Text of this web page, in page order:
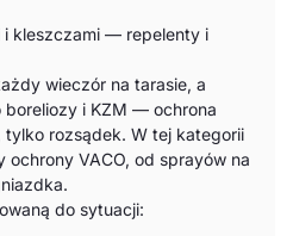
i kleszczami — repelenty i
wieczór na tarasie, a
i KZM — ochrona
rozsądek. W tej kategorii
VACO, od sprayów na
do sytuacji: